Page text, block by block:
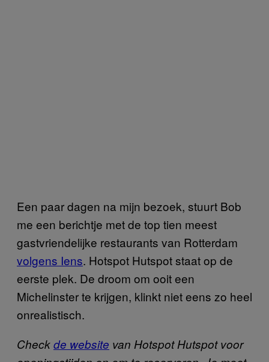
Een paar dagen na mijn bezoek, stuurt Bob
me een berichtje met de top tien meest
gastvriendelijke restaurants van Rotterdam
volgens Iens. Hotspot Hutspot staat op de
eerste plek. De droom om ooit een
Michelinster te krijgen, klinkt niet eens zo heel
onrealistisch.
Checkde website van Hotspot Hutspot voor